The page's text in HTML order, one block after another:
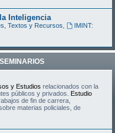
Inteligencia
Textos y Recursos
IMINT:
y Estudios relacionados con la
públicos y privados. Estudio
de fin de carrera,
materias policiales, de